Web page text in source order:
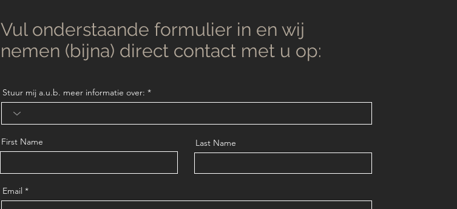
Vul onderstaande formulier in en wij
nemen (bijna) direct contact met u op:
Stuur mij a.u.b. meer informatie over:
First Name Last Name
Email